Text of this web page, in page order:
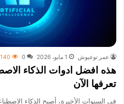
عمر توعيوش 1 مايو، 2026 0
140
هذه افضل ادوات الذكاء
تعرفها الآن
في السنوات الأخيرة، أصبح الذكاء